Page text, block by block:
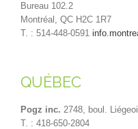
Bureau 102.2
Montréal, QC H2C 1R7
T. : 514-448-0591
QUÉBEC
Pogz inc. 2748, boul.
T. : 418-650-2804